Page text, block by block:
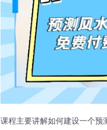
课程主要讲解如何建设一个